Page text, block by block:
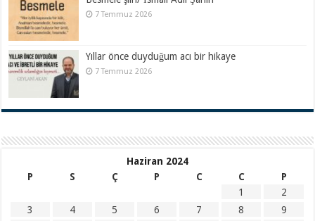
7 Temmuz 2026
Yıllar önce duyduğum acı bir hikaye
7 Temmuz 2026
Haziran 2024
P
S Ç P C C
P
1
2
3
4 5 6 7 8
9